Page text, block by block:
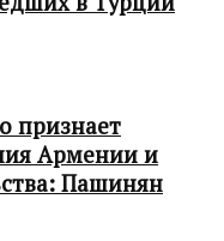
признает
Армении и
Пашинян